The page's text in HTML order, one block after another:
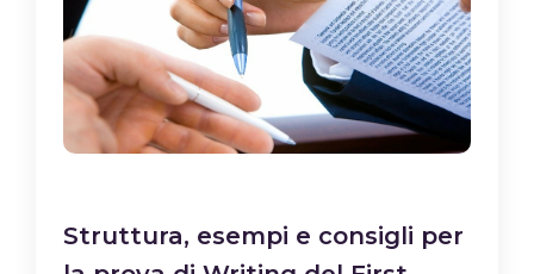
Struttura, esempi e consigli per